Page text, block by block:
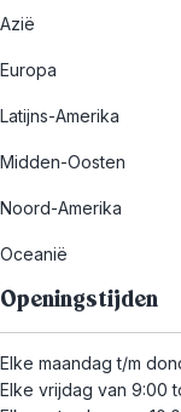
Azië
Europa
Latijns-Amerika
Midden-Oosten
Noord-Amerika
Oceanië
Openingstijden
Elke maandag t/m
Elke vrijdag van 9:00